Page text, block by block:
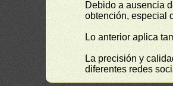
Debido a ausencia
obtención, especial
Lo anterior aplica
La precisión y
diferentes redes